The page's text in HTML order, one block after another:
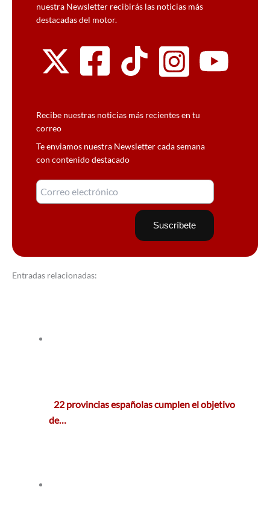
nuestra Newsletter recibirás las noticias más
destacadas del motor.
Recibe nuestras noticias más recientes en tu
correo
Te enviamos nuestra Newsletter cada semana
con contenido destacado
Entradas relacionadas:
22 provincias españolas cumplen el objetivo
de…